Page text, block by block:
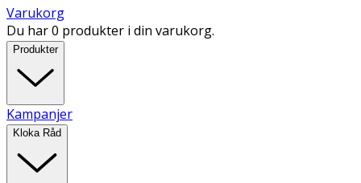
Varukorg
Du har 0 produkter i din varukorg.
Produkter
Kampanjer
Kloka Råd